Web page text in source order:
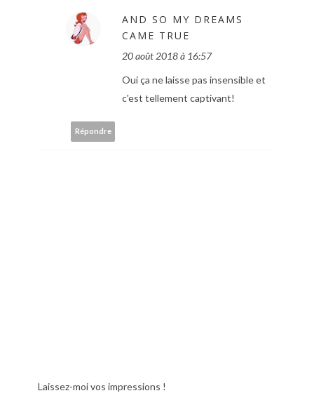
AND SO MY DREAMS
CAME TRUE
20 août 2018 à 16:57
Oui ça ne laisse pas insensible et
c'est tellement captivant!
Répondre
Laissez-moi vos impressions !